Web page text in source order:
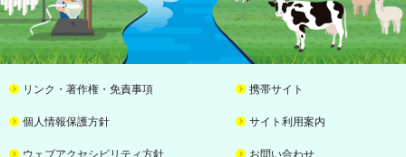
リンク・著作権・免責事項 携帯サイト
個人情報保護方針 サイト利用案内
ウェブアクセシビリティ方針 お問い合わせ